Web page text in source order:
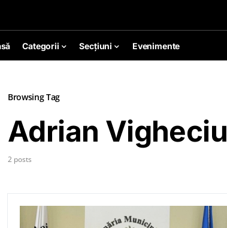
Categorii Secțiuni Evenimente
Browsing Tag
Adrian Vigheciu
2 posts